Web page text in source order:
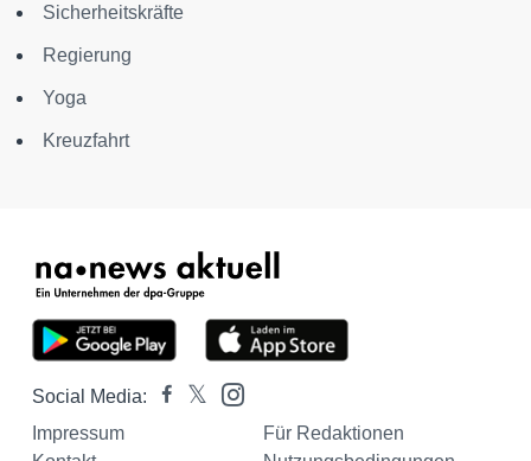
Sicherheitskräfte
Regierung
Yoga
Kreuzfahrt
Social Media:
Impressum
Für Redaktionen